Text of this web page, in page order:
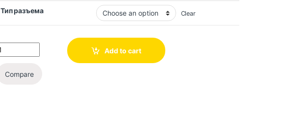
Тип разъема Clear
Add to cart
Compare